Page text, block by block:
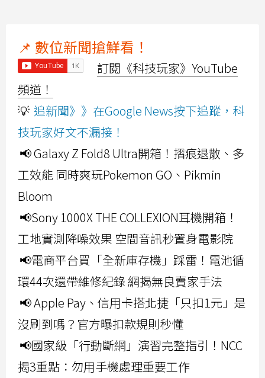
📌 數位新聞搶鮮看！
訂閱《科技玩家》YouTube
頻道！
💡 追新聞》》在Google News按下追蹤，科
技玩家好文不漏接！
📢 Galaxy Z Fold8 Ultra開箱！摺痕退散、多
工效能 同時爽玩Pokemon GO、Pikmin
Bloom
📢Sony 1000X THE COLLEXION耳機開箱！
工地實測降噪效果 空間音訊秒置身電影院
📢電商平台買「全新庫存機」踩雷！電池循
環44次還帶維修紀錄 網揭無良賣家手法
📢 Apple Pay、信用卡搭北捷「只扣1元」是
沒刷到嗎？官方曝扣款規則秒懂
📢國家級「行動斷網」演習完整指引！NCC
揭3重點：勿用手機處理重要工作